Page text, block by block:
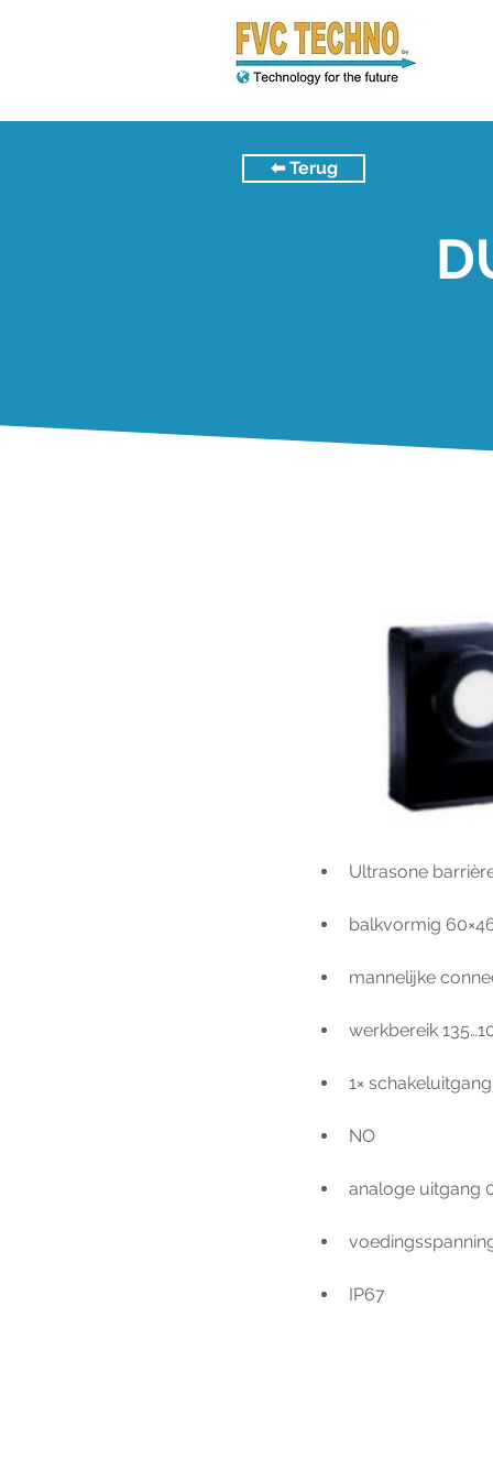
⬅︎ Terug
Ultrasone
balkvormig
mannelijke
werkbereik
1×
NO
analoge uitgang
IP67